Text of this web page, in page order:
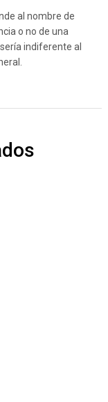
al nombre de
o no de una
indiferente al